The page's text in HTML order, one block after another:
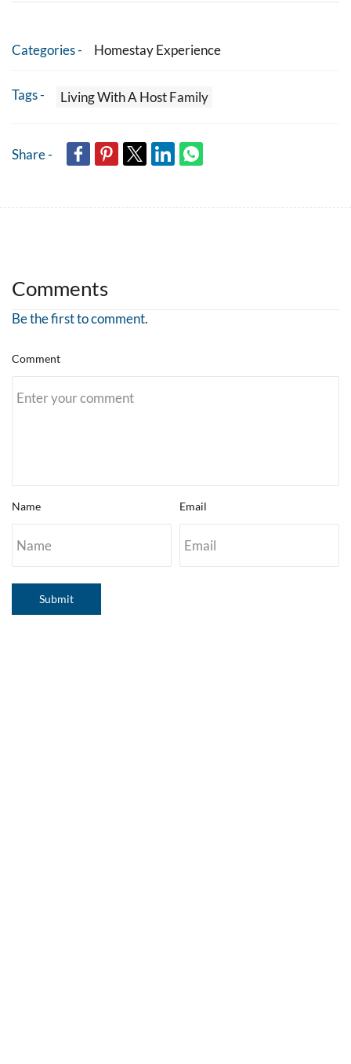
Categories - Homestay Experience
Tags - Living With A Host Family
Share -
Comments
Be the first to comment.
Comment
Name Email
Submit